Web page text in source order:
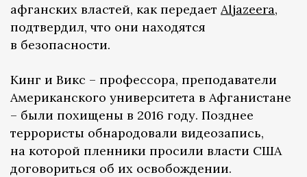
афганских властей, как передает Aljazeera,
подтвердил, что они находятся
в безопасности.
Кинг и Викс – профессора, преподаватели
Американского университета в Афганистане
– были похищены в 2016 году. Позднее
террористы обнародовали видеозапись,
на которой пленники просили власти США
договориться об их освобождении.